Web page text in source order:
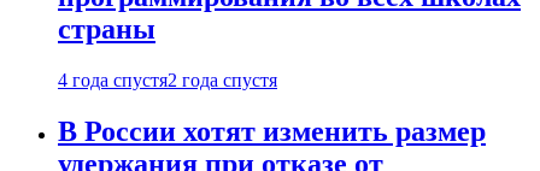
страны
4 года спустя2 года спустя
В России хотят изменить размер
удержания при отказе от